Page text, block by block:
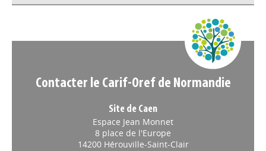
Contacter le Carif-Oref de Normandie
Site de Caen
Espace Jean Monnet
8 place de l'Europe
14200 Hérouville-Saint-Clair